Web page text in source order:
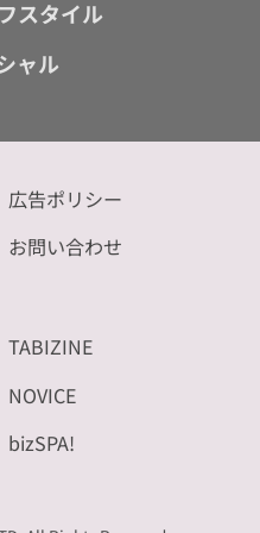
スタイル
ャル
広告ポリシー
お問い合わせ
TABIZINE
NOVICE
bizSPA!